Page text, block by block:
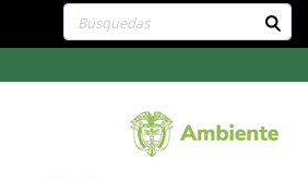
Buscar contenido en el sitio